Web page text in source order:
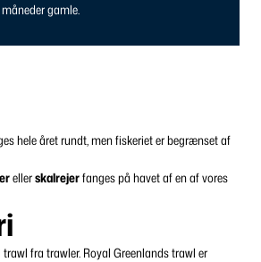
gamle.
hele året rundt, men fiskeriet er begrænset af
ellerskalrejerfanges på havet af en af vores
fra trawler. Royal Greenlands trawl er